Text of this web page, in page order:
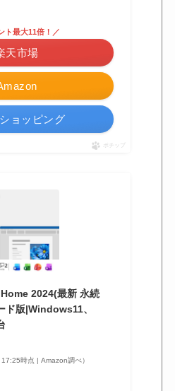
ト最大11倍！／
天市場
ョッピング
ポチップ
2024(最新 永続
ド版|Windows11、
時点 | Amazon調べ）